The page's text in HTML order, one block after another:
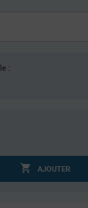
:
AJOUTER